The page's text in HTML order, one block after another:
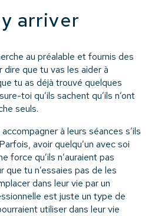
arriver
au préalable et fournis des
dire que tu vas les aider à
tu as déjà trouvé quelques
toi qu’ils sachent qu’ils n’ont
seuls.
à leurs séances s’ils
avoir quelqu’un avec soi
force qu’ils n’auraient pas
tu n’essaies pas de les
dans leur vie par un
est juste un type de
utiliser dans leur vie